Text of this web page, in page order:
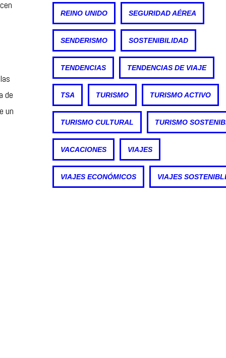
de
un
REINO UNIDO SEGURIDAD AÉREA
SENDERISMO SOSTENIBILIDAD
TENDENCIAS TENDENCIAS DE VIAJE
TSA TURISMO TURISMO ACTIVO
TURISMO CULTURAL TURISMO
VACACIONES VIAJES
VIAJES ECONÓMICOS VIAJES